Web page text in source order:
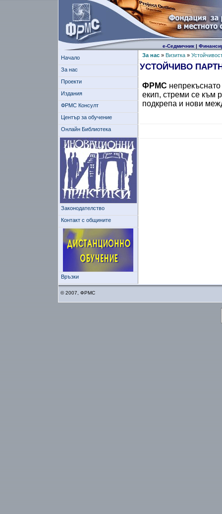
е-Седмичник|
Начало
За нас
Проекти
Издания
ФРМС Консулт
Център за обучение
Онлайн Библиотека
Законодателство
Контакт с общините
Връзки
За нас» Визитка»
УСТОЙЧИВО
ФРМС
екип, стреми се към
подкрепа и нови
© 2007, ФРМС